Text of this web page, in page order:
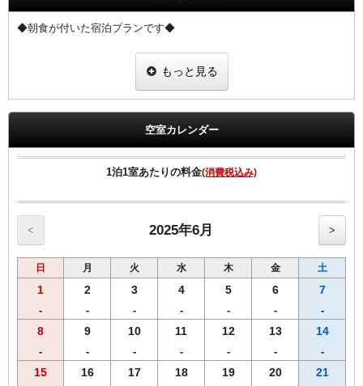
◆朝食が付いた宿泊プランです◆
会場：2階レストラン 6:30～10：00
【客室のご案内】
●高速インターネット回線（有線ＬＡＮ接続／無料）
●ベッドは、ゆったりワイドベッド採用。 （Serta製マットレス採
用）
●プリペイドカード式ＶＯＤシステム（1泊1000円／150タイトル見放
題）
■福岡市条例により2020年4月1日宿泊者1人1泊につき，以下のとおり
となります。
宿泊料金2万円以上 500円（うち県税50円）
※福岡市宿泊税はプラン料金に含まれておりません。
もっと見る
空室カレンダー
1泊1室あたりの料金(消費税込み)
< 2025年6月 >
日 月 火 水 木 金 土
1
-
2
-
3
-
4
-
5
-
6
-
7
-
8
-
9
-
10
-
11
-
12
-
13
-
14
-
15 16 17 18 19 20 21